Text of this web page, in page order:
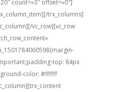
count=»3″ offset=»0″]
trx_columns]
vc_row][vc_row
top: 84px
color: #ffffff